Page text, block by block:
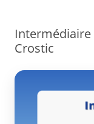
Intermédiaire
Crostic